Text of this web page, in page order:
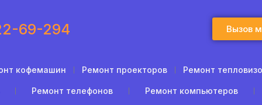
69-294 Вызов
кофемашин Ремонт проекторов Ремонт
Ремонт телефонов Ремонт компьютеров